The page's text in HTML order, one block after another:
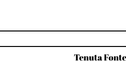
Tenuta